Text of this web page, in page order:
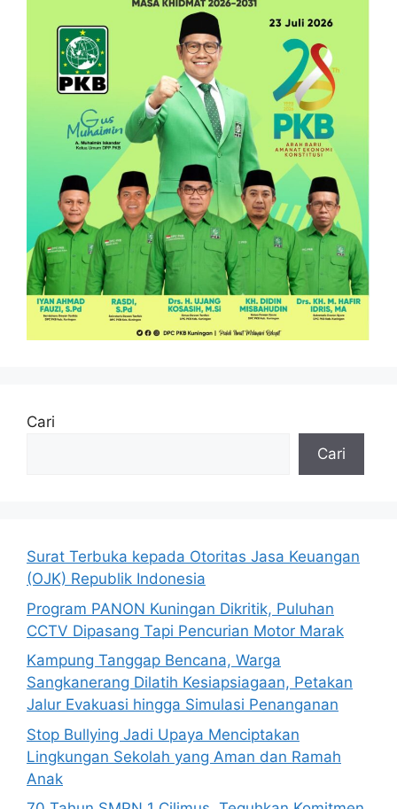
Cari
Cari
Surat Terbuka kepada Otoritas Jasa Keuangan
(OJK) Republik Indonesia
Program PANON Kuningan Dikritik, Puluhan
CCTV Dipasang Tapi Pencurian Motor Marak
Kampung Tanggap Bencana, Warga
Sangkanerang Dilatih Kesiapsiagaan, Petakan
Jalur Evakuasi hingga Simulasi Penanganan
Stop Bullying Jadi Upaya Menciptakan
Lingkungan Sekolah yang Aman dan Ramah
Anak